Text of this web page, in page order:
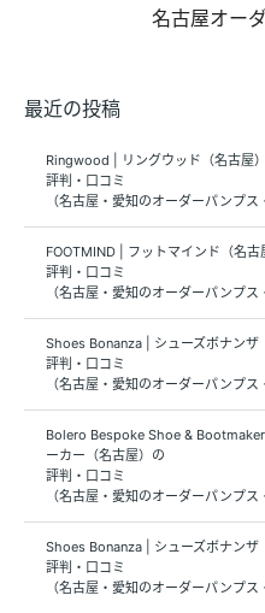
名古屋オー
最近の投稿
Ringwood | リングウッド（名古屋
評判・口コミ
（名古屋・愛知のオーダーパンプ
FOOTMIND | フットマインド（名古
評判・口コミ
（名古屋・愛知のオーダーパンプ
Shoes Bonanza | シューズボナンザ
評判・口コミ
（名古屋・愛知のオーダーパンプ
Bolero Bespoke Shoe &
ーカー（名古屋）の
評判・口コミ
（名古屋・愛知のオーダーパンプ
Shoes Bonanza | シューズボナンザ
評判・口コミ
（名古屋・愛知のオーダーパンプ